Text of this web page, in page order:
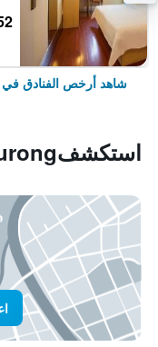
شاهد أرخص الفنادق في
استكشفFurong, تشانغشا